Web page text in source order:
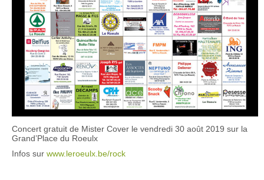
Concert gratuit de Mister Cover le vendredi 30 août 2019 sur la
Grand’Place du Roeulx
Infos sur www.leroeulx.be/rock